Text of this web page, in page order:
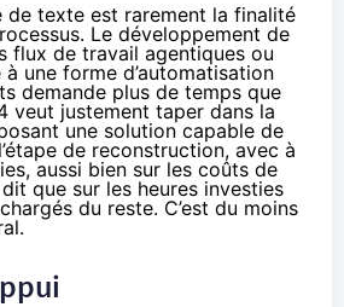
de texte est rarement la finalité
Le développement de
flux de travail agentiques ou
une forme d’automatisation
demande plus de temps que
veut justement taper dans la
une solution capable de
de reconstruction, avec à
aussi bien sur les coûts de
dit que sur les heures investies
du reste. C’est du moins